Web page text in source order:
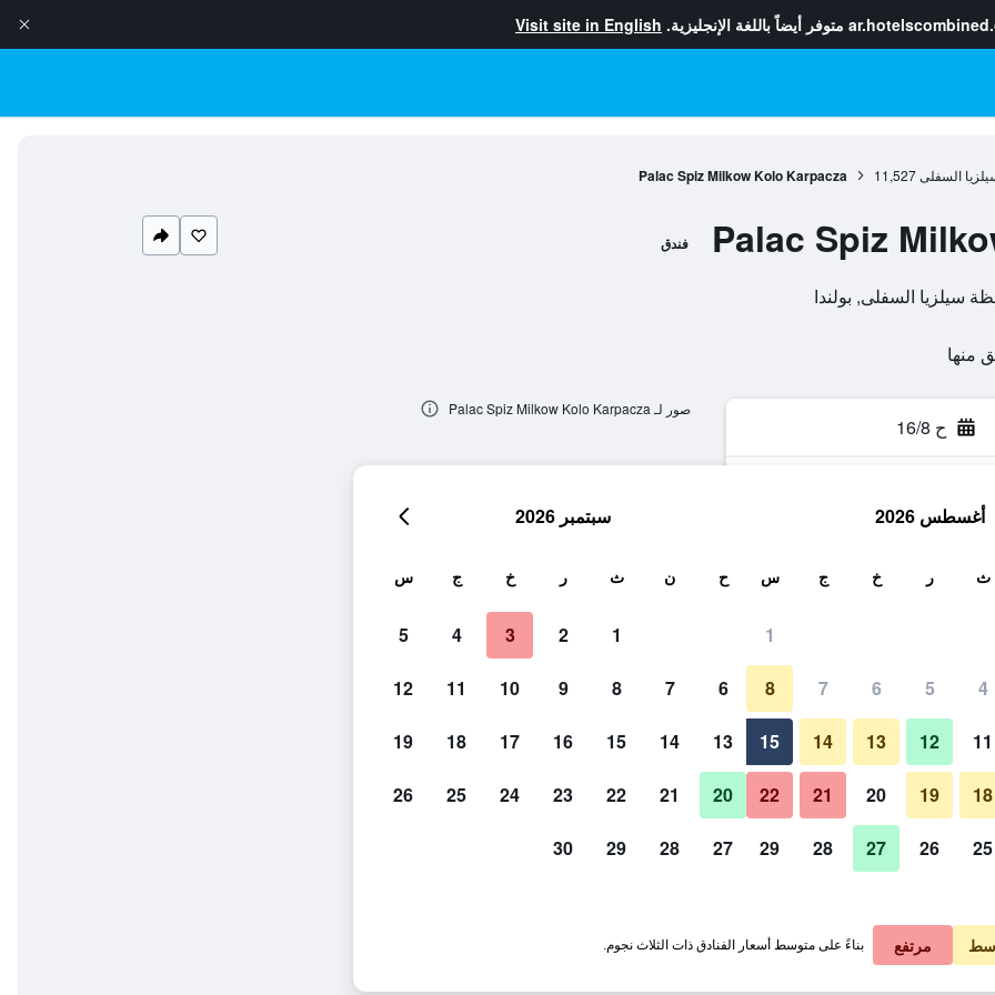
متوفر أيضاً باللغة الإنجليزية. Visit site in English
السفلى 11,527
Palac Spiz Milkow Kolo Karpacza
Palac Spiz فندق
ح 16/8
في الليلة
﷼ عرض الصفقة
﷼ عرض الصفقة
صور لـ Palac Spiz Milkow Kolo Karpacza
أغسطس 2026
ث ر خ ج س
1
4
5
6
7
8
11
12
13
14
15
18
19
20
21
22
25
26
27
28
29
سبتمبر 2026
ح ن ث ر خ ج س
1
2
3
4
5
6
7
8
9
10
11
12
13
14
15
16
17
18
19
20
21
22
23
24
25
26
27
28
29
30
مرتفع بناءً على متوسط أسعار الفنادق ذات الثلاث نجوم.